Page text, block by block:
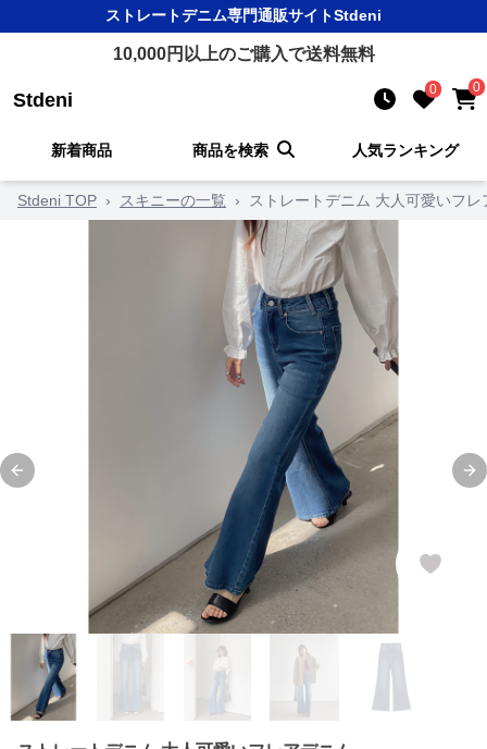
ストレートデニム専門通販サイトStdeni
10,000円以上のご購入で送料無料
Stdeni 0 0
新着商品 商品を検索 人気ランキング
Stdeni TOP › スキニーの一覧 › ストレートデニム 大人可愛いフレ
Previous slide